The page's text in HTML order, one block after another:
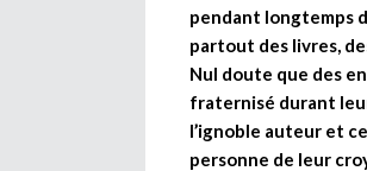
pendant longtemps
partout des livres,
Nul doute que des
fraternisé durant
l’ignoble auteur et
personne de leur